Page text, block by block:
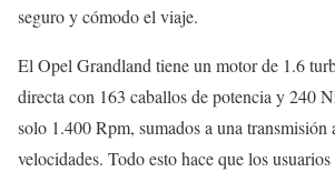
seguro y cómodo el viaje.
El Opel Grandland tiene un motor de 1.6
directa con 163 caballos de potencia y 240
solo 1.400 Rpm, sumados a una transmisión
velocidades. Todo esto hace que los